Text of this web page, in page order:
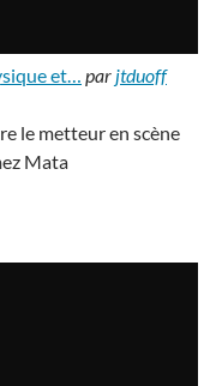
et… par jtduoff
le metteur en scène
Mata